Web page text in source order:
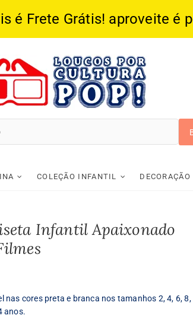
é Frete Grátis! aproveite é
Por Cultura
COLEÇÃO INFANTIL DECORAÇÃO
Infantil Apaixonado
nas cores preta e branca nos tamanhos 2, 4, 6, 8,
anos.